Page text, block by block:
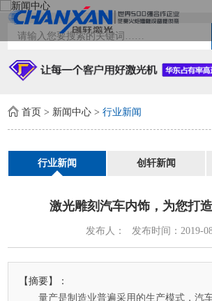
首页 > 新闻中心 >行业新闻
行业新闻 创轩新闻
激光雕刻汽车内饰，为您打
发布人： 发布时间：2019-
【摘要】：
量产是制造业普遍采用的生产模式，汽